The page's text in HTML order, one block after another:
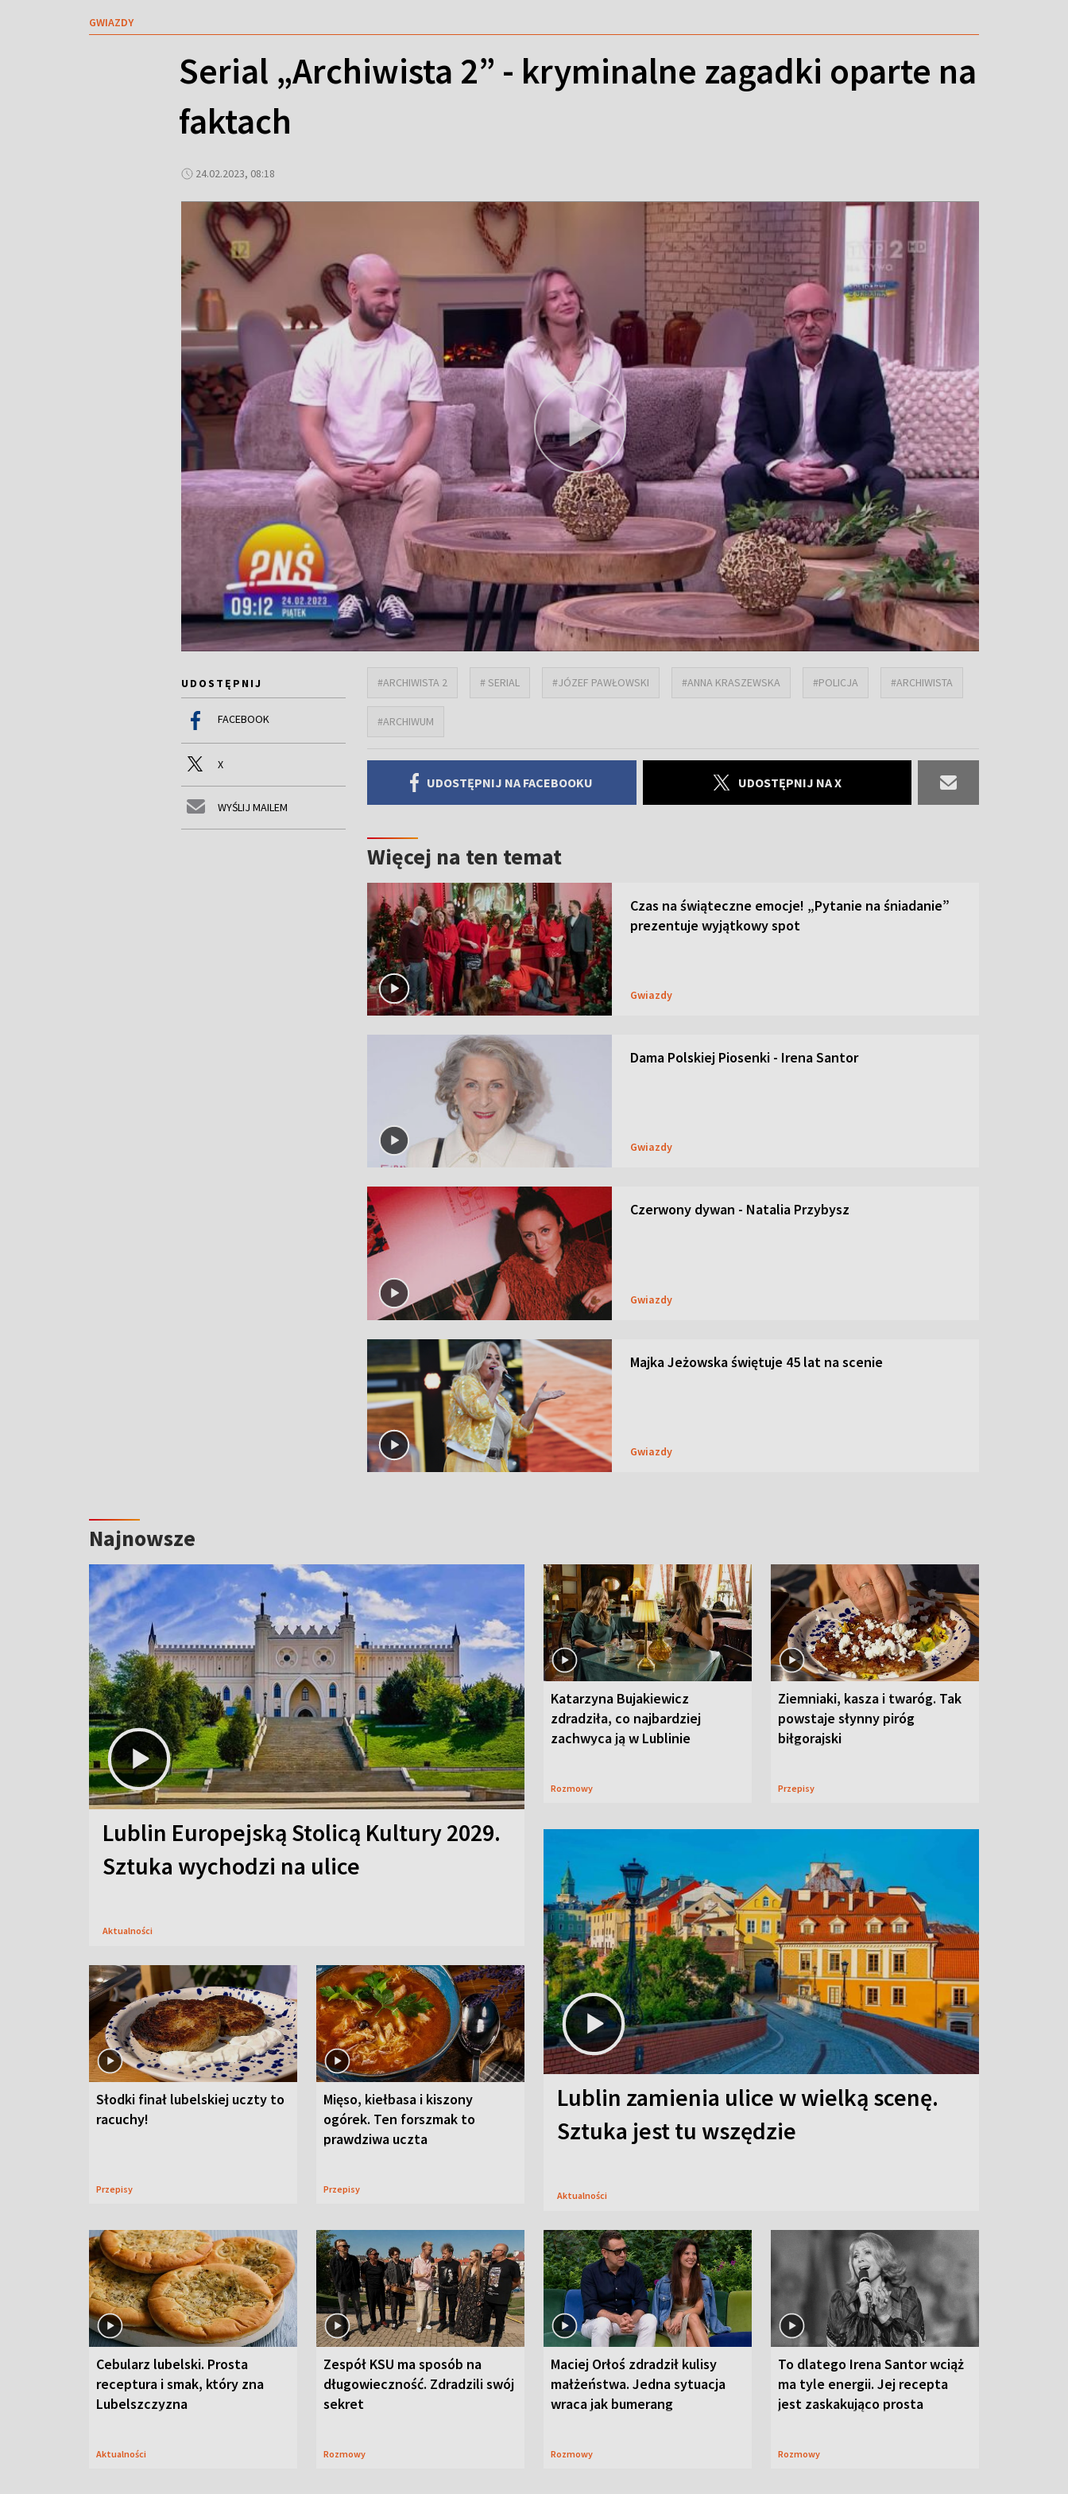
GWIAZDY
Serial „Archiwista 2” - kryminalne zagadki oparte na
faktach
24.02.2023, 08:18
UDOSTĘPNIJ
FACEBOOK
X
WYŚLIJ MAILEM
#ARCHIWISTA 2 # SERIAL #JÓZEF PAWŁOWSKI #ANNA KRASZEWSKA #POLICJA #ARCHIWISTA
#ARCHIWUM
UDOSTĘPNIJ NA FACEBOOKU UDOSTĘPNIJ NA X
Więcej na ten temat
Czas na świąteczne emocje! „Pytanie na śniadanie”
prezentuje wyjątkowy spot
Gwiazdy
Dama Polskiej Piosenki - Irena Santor
Gwiazdy
Czerwony dywan - Natalia Przybysz
Gwiazdy
Majka Jeżowska świętuje 45 lat na scenie
Gwiazdy
Najnowsze
Lublin Europejską Stolicą Kultury 2029.
Sztuka wychodzi na ulice
Aktualności
Katarzyna Bujakiewicz
zdradziła, co najbardziej
zachwyca ją w Lublinie
Rozmowy
Ziemniaki, kasza i twaróg. Tak
powstaje słynny piróg
biłgorajski
Przepisy
Słodki finał lubelskiej uczty to
racuchy!
Przepisy
Mięso, kiełbasa i kiszony
ogórek. Ten forszmak to
prawdziwa uczta
Przepisy
Lublin zamienia ulice w wielką scenę.
Sztuka jest tu wszędzie
Aktualności
Cebularz lubelski. Prosta
receptura i smak, który zna
Lubelszczyzna
Aktualności
Zespół KSU ma sposób na
długowieczność. Zdradzili swój
sekret
Rozmowy
Maciej Orłoś zdradził kulisy
małżeństwa. Jedna sytuacja
wraca jak bumerang
Rozmowy
To dlatego Irena Santor wciąż
ma tyle energii. Jej recepta
jest zaskakująco prosta
Rozmowy